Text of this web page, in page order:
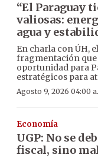
“El Paraguay
valiosas:
agua y
En charla con ÚH,
fragmentación
oportunidad para
estratégicos para
Agosto 9, 2026 04:00
Economía
UGP: No se
fiscal, sino